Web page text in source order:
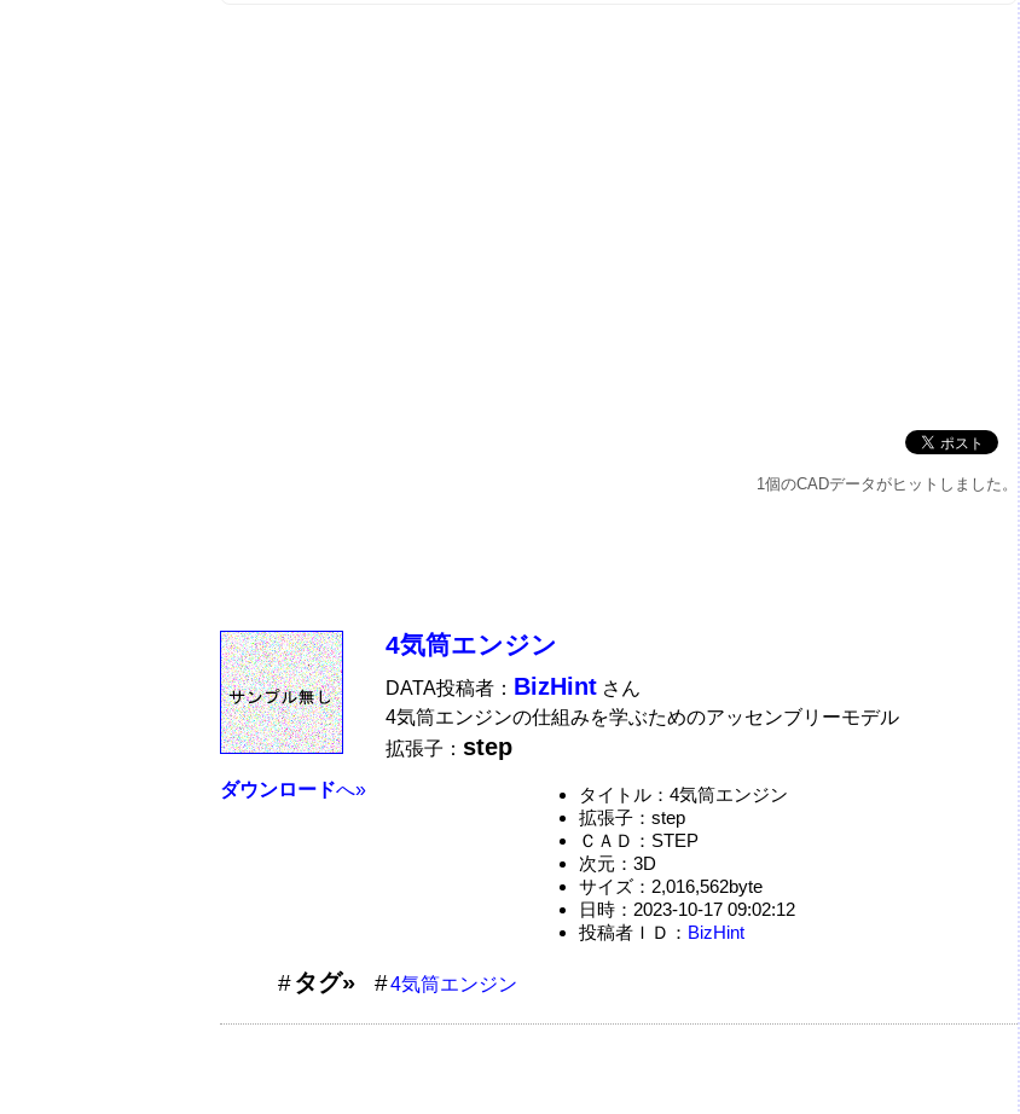
1個のCADデータがヒットしました。
ダウンロードへ»
4気筒エンジン
DATA投稿者： BizHint さん
4気筒エンジンの仕組みを学ぶためのアッセンブリーモデル
拡張子： step
タイトル：4気筒エンジン
拡張子：step
ＣＡＤ：STEP
次元：3D
サイズ：2,016,562byte
日時：2023-10-17 09:02:12
投稿者ＩＤ： BizHint
タグ» 4気筒エンジン